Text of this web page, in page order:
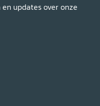
updates over onze